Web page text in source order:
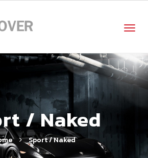
/ Naked
Sport / Naked